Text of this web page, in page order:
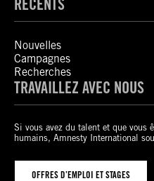
RÉCENTS
Nouvelles
Campagnes
Recherches
TRAVAILLEZ AVEC NOUS
Si vous avez du talent et que vous
humains, Amnesty International
OFFRES D’EMPLOI ET STAGES